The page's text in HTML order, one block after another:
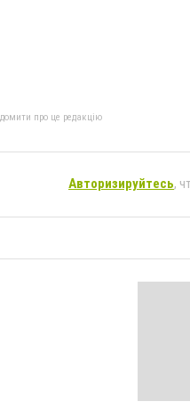
про це редакцію
Авторизируйтесь,